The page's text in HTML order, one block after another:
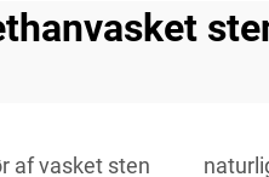
af vasket sten